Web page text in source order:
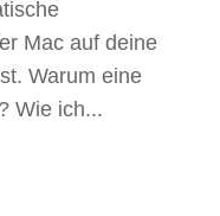
Mac auf deine
Warum eine
Wie ich...